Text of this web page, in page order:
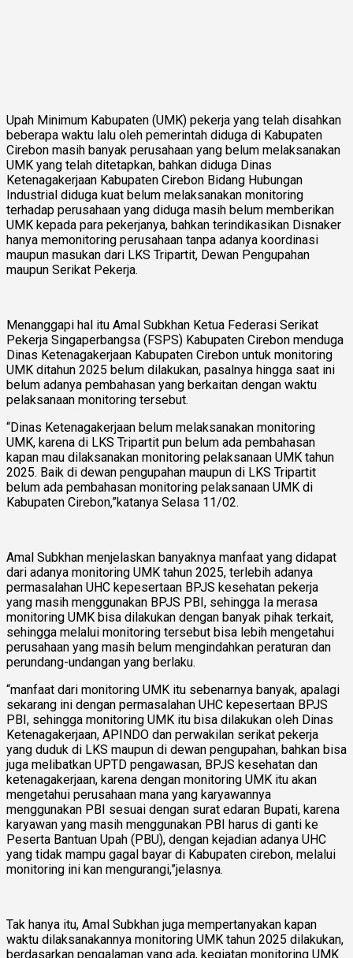
Upah Minimum Kabupaten (UMK) pekerja yang telah disahkan
beberapa waktu lalu oleh pemerintah diduga di Kabupaten
Cirebon masih banyak perusahaan yang belum melaksanakan
UMK yang telah ditetapkan, bahkan diduga Dinas
Ketenagakerjaan Kabupaten Cirebon Bidang Hubungan
Industrial diduga kuat belum melaksanakan monitoring
terhadap perusahaan yang diduga masih belum memberikan
UMK kepada para pekerjanya, bahkan terindikasikan Disnaker
hanya memonitoring perusahaan tanpa adanya koordinasi
maupun masukan dari LKS Tripartit, Dewan Pengupahan
maupun Serikat Pekerja.
Menanggapi hal itu Amal Subkhan Ketua Federasi Serikat
Pekerja Singaperbangsa (FSPS) Kabupaten Cirebon menduga
Dinas Ketenagakerjaan Kabupaten Cirebon untuk monitoring
UMK ditahun 2025 belum dilakukan, pasalnya hingga saat ini
belum adanya pembahasan yang berkaitan dengan waktu
pelaksanaan monitoring tersebut.
“Dinas Ketenagakerjaan belum melaksanakan monitoring
UMK, karena di LKS Tripartit pun belum ada pembahasan
kapan mau dilaksanakan monitoring pelaksanaan UMK tahun
2025. Baik di dewan pengupahan maupun di LKS Tripartit
belum ada pembahasan monitoring pelaksanaan UMK di
Kabupaten Cirebon,”katanya Selasa 11/02.
Amal Subkhan menjelaskan banyaknya manfaat yang didapat
dari adanya monitoring UMK tahun 2025, terlebih adanya
permasalahan UHC kepesertaan BPJS kesehatan pekerja
yang masih menggunakan BPJS PBI, sehingga Ia merasa
monitoring UMK bisa dilakukan dengan banyak pihak terkait,
sehingga melalui monitoring tersebut bisa lebih mengetahui
perusahaan yang masih belum mengindahkan peraturan dan
perundang-undangan yang berlaku.
“manfaat dari monitoring UMK itu sebenarnya banyak, apalagi
sekarang ini dengan permasalahan UHC kepesertaan BPJS
PBI, sehingga monitoring UMK itu bisa dilakukan oleh Dinas
Ketenagakerjaan, APINDO dan perwakilan serikat pekerja
yang duduk di LKS maupun di dewan pengupahan, bahkan bisa
juga melibatkan UPTD pengawasan, BPJS kesehatan dan
ketenagakerjaan, karena dengan monitoring UMK itu akan
mengetahui perusahaan mana yang karyawannya
menggunakan PBI sesuai dengan surat edaran Bupati, karena
karyawan yang masih menggunakan PBI harus di ganti ke
Peserta Bantuan Upah (PBU), dengan kejadian adanya UHC
yang tidak mampu gagal bayar di Kabupaten cirebon, melalui
monitoring ini kan mengurangi,”jelasnya.
Tak hanya itu, Amal Subkhan juga mempertanyakan kapan
waktu dilaksanakannya monitoring UMK tahun 2025 dilakukan,
berdasarkan pengalaman yang ada, kegiatan monitoring UMK